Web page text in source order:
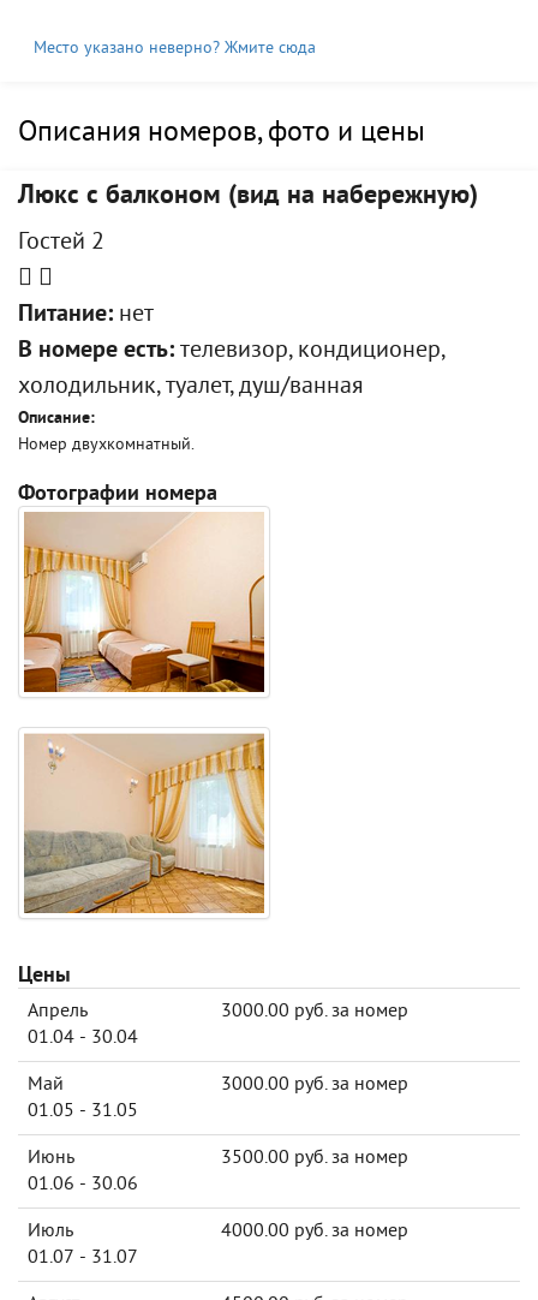
Место указано неверно? Жмите сюда
Описания номеров, фото и цены
Люкс с балконом (вид на набережную)
Гостей 2
Питание: нет
В номере есть: телевизор, кондиционер,
холодильник, туалет, душ/ванная
Описание:
Номер двухкомнатный.
Фотографии номера
Цены
Апрель
01.04 - 30.04
3000.00 руб. за номер
Май
01.05 - 31.05
3000.00 руб. за номер
Июнь
01.06 - 30.06
3500.00 руб. за номер
Июль
01.07 - 31.07
4000.00 руб. за номер